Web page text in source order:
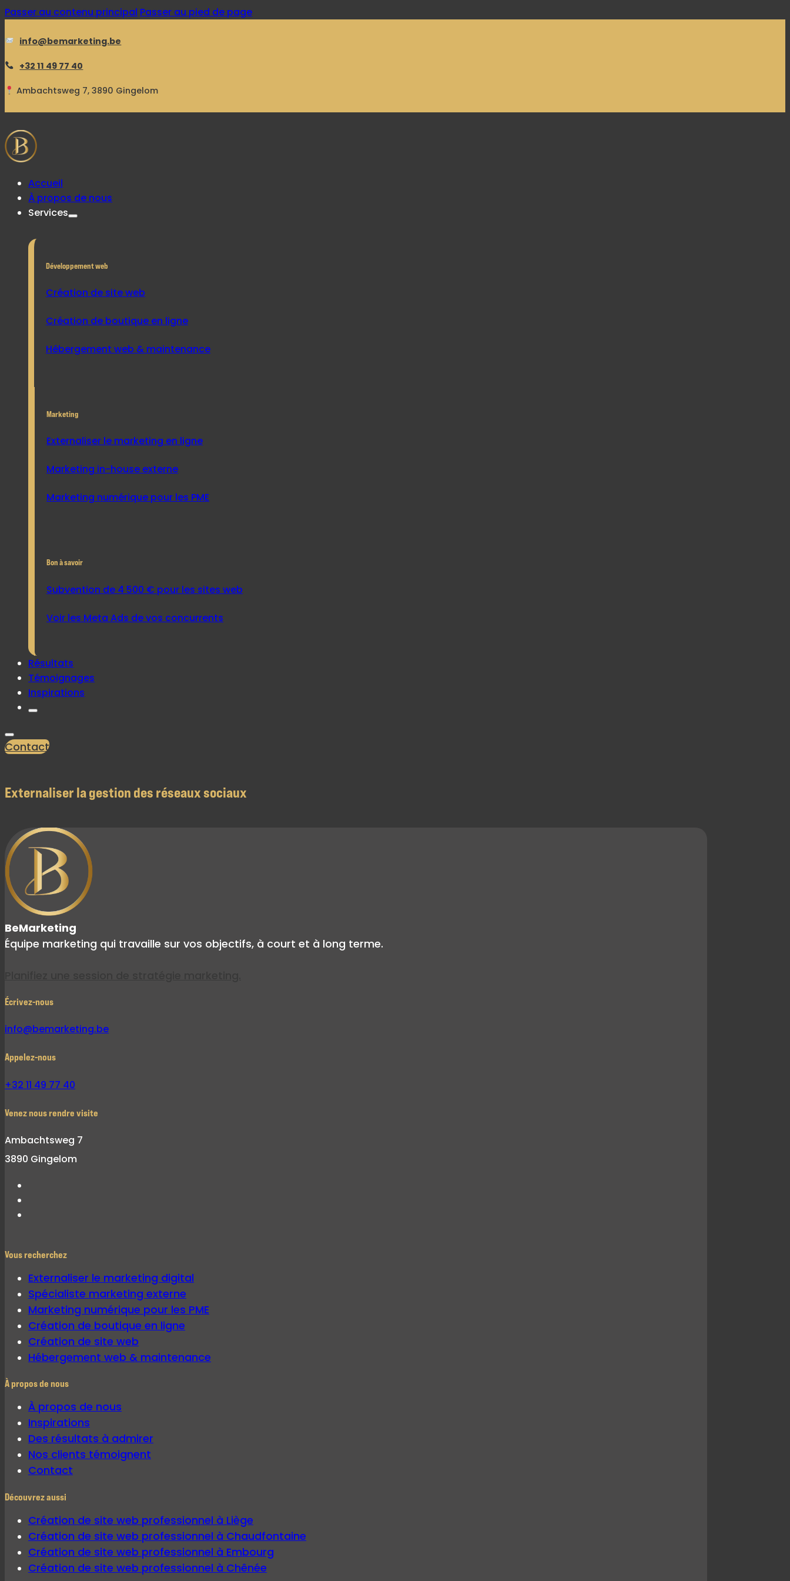
Passer au contenu principal Passer au pied de page
info@bemarketing.be
+32 11 49 77 40
Ambachtsweg 7, 3890 Gingelom
Accueil
À propos de nous
Services
Développement web
Création de site web
Création de boutique en ligne
Hébergement web & maintenance
Marketing
Externaliser le marketing en ligne
Marketing in-house externe
Marketing numérique pour les PME
Bon à savoir
Subvention de 4 500 € pour les sites web
Voir les Meta Ads de vos concurrents
Résultats
Témoignages
Inspirations
Contact
Externaliser la gestion des réseaux sociaux
BeMarketing
Équipe marketing qui travaille sur vos objectifs, à court et à long terme.
Écrivez-nous
info@bemarketing.be
Appelez-nous
+32 11 49 77 40
Venez nous rendre visite
Ambachtsweg 7
3890 Gingelom
Vous recherchez
Externaliser le marketing digital
Spécialiste marketing externe
Marketing numérique pour les PME
Création de boutique en ligne
Création de site web
Hébergement web & maintenance
À propos de nous
À propos de nous
Inspirations
Des résultats à admirer
Nos clients témoignent
Contact
Découvrez aussi
Création de site web professionnel à Liège
Création de site web professionnel à Chaudfontaine
Création de site web professionnel à Embourg
Création de site web professionnel à Chênée